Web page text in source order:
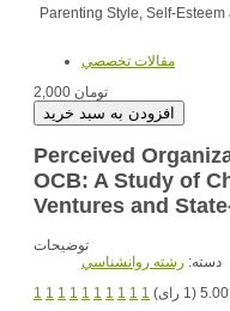
Parenting Style, Self-
مقالات تخصصي
2,000 تومان
Perceived
OCB: A Study of
Ventures and
توضیحات
دسته: رشته روانشناسي
1 1 1 1 1 1 1 1 1 1